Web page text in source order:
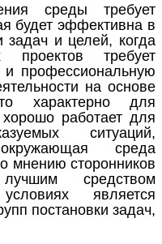
среды требует
будет эффективна в
задач и целей, когда
требует
и профессиональную
на основе
характерно для
работает для
ситуаций,
среда
мнению сторонников
средством
является
постановки задач,